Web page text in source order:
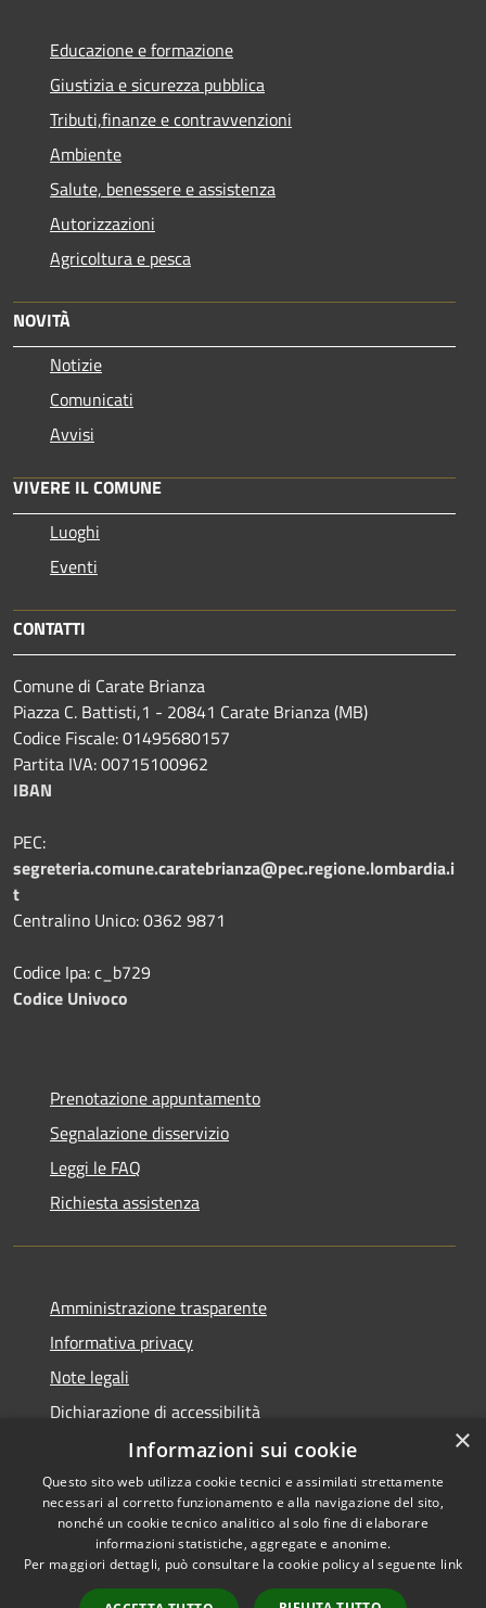
Educazione e formazione
Giustizia e sicurezza pubblica
Tributi,finanze e contravvenzioni
Ambiente
Salute, benessere e assistenza
Autorizzazioni
Agricoltura e pesca
NOVITÀ
Notizie
Comunicati
Avvisi
VIVERE IL COMUNE
Luoghi
Eventi
CONTATTI
Comune di Carate Brianza
Piazza C. Battisti,1 - 20841 Carate Brianza (MB)
Codice Fiscale: 01495680157
Partita IVA: 00715100962
IBAN
PEC:
segreteria.comune.caratebrianza@pec.regione.lombardia.i
t
Centralino Unico: 0362 9871
Codice Ipa: c_b729
Codice Univoco
Prenotazione appuntamento
Segnalazione disservizio
Leggi le FAQ
Richiesta assistenza
Amministrazione trasparente
Informativa privacy
Note legali
Dichiarazione di accessibilità
Accessibilità
Privacy
×
Informazioni sui cookie
Questo sito web utilizza cookie tecnici e assimilati strettamente
necessari al corretto funzionamento e alla navigazione del sito,
nonché un cookie tecnico analitico al solo fine di elaborare
informazioni statistiche, aggregate e anonime.
Per maggiori dettagli, può consultare la cookie policy al seguente link